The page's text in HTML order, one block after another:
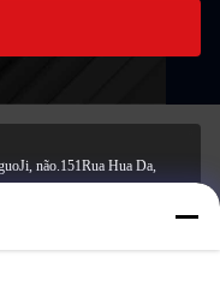
não.151Rua Hua Da,